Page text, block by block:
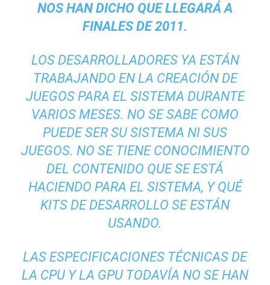
NOS HAN DICHO QUE LLEGARÁ A
FINALES DE 2011.
LOS DESARROLLADORES YA ESTÁN
TRABAJANDO EN LA CREACIÓN DE
JUEGOS PARA EL SISTEMA DURANTE
VARIOS MESES. NO SE SABE COMO
PUEDE SER SU SISTEMA NI SUS
JUEGOS. NO SE TIENE CONOCIMIENTO
DEL CONTENIDO QUE SE ESTÁ
HACIENDO PARA EL SISTEMA, Y QUÉ
KITS DE DESARROLLO SE ESTÁN
USANDO.
LAS ESPECIFICACIONES TÉCNICAS DE
LA CPU Y LA GPU TODAVÍA NO SE HAN